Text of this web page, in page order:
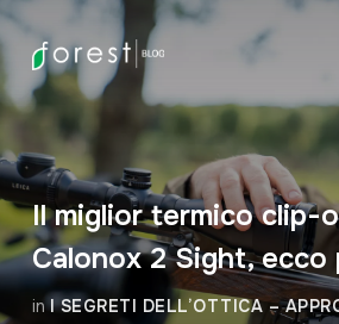
Il miglior termico clip-
Calonox 2 Sight, ecco
inI SEGRETI DELL’OTTICA –